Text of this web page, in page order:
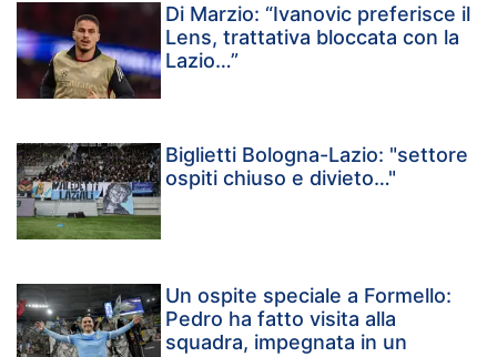
Di Marzio: “Ivanovic preferisce il
Lens, trattativa bloccata con la
Lazio…”
Biglietti Bologna-Lazio: "settore
ospiti chiuso e divieto…"
Un ospite speciale a Formello:
Pedro ha fatto visita alla
squadra, impegnata in un